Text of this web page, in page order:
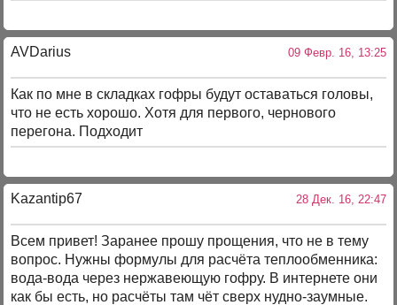
AVDarius 09 Февр. 16, 13:25
Как по мне в складках гофры будут оставаться головы,
что не есть хорошо. Хотя для первого, чернового
перегона. Подходит
Kazantip67 28 Дек. 16, 22:47
Всем привет! Заранее прошу прощения, что не в тему
вопрос. Нужны формулы для расчёта теплообменника:
вода-вода через нержавеющую гофру. В интернете они
как бы есть, но расчёты там чёт сверх нудно-заумные.